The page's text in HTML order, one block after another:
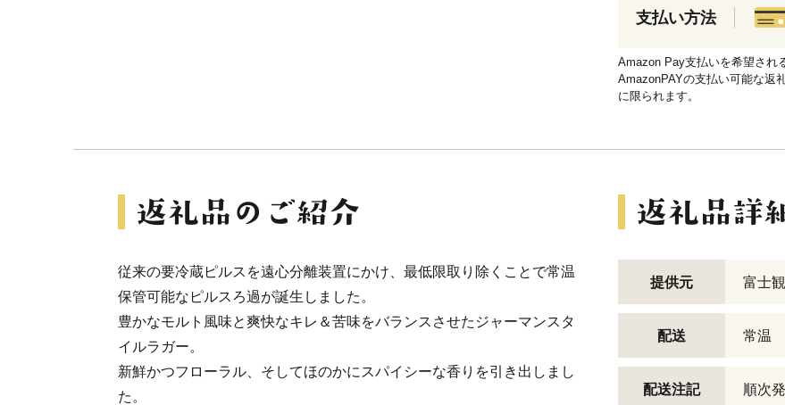
支払い方法
Amazon Pay支払いを希望され
AmazonPAYの支払い可能な返
に限られます。
従来の要冷蔵ピルスを遠心分離装置にかけ、最低限取り除くことで常温
保管可能なピルスろ過が誕生しました。
豊かなモルト風味と爽快なキレ＆苦味をバランスさせたジャーマンスタ
イルラガー。
新鮮かつフローラル、そしてほのかにスパイシーな香りを引き出しまし
た。
提供元 富士
配送 常温
配送注記 順次